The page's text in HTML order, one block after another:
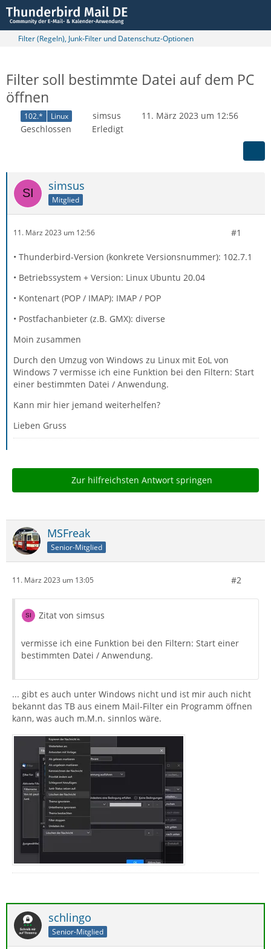
Filter (Regeln), Junk-Filter und Datenschutz-Optionen
Filter soll bestimmte Datei auf dem PC
öffnen
102.* Linux simsus
11. März 2023 um 12:56
Geschlossen
Erledigt
simsus
Mitglied
11. März 2023 um 12:56 #1
• Thunderbird-Version (konkrete Versionsnummer): 102.7.1
• Betriebssystem + Version: Linux Ubuntu 20.04
• Kontenart (POP / IMAP): IMAP / POP
• Postfachanbieter (z.B. GMX): diverse
Moin zusammen
Durch den Umzug von Windows zu Linux mit EoL von
Windows 7 vermisse ich eine Funktion bei den Filtern: Start
einer bestimmten Datei / Anwendung.
Kann mir hier jemand weiterhelfen?
Lieben Gruss
Zur hilfreichsten Antwort springen
MSFreak
Senior-Mitglied
11. März 2023 um 13:05 #2
Zitat von simsus
vermisse ich eine Funktion bei den Filtern: Start einer
bestimmten Datei / Anwendung.
... gibt es auch unter Windows nicht und ist mir auch nicht
bekannt das TB aus einem Mail-Filter ein Programm öffnen
kann, was auch m.M.n. sinnlos wäre.
schlingo
Senior-Mitglied